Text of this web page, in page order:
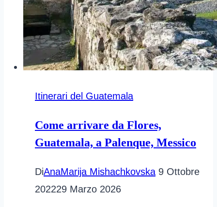
Itinerari del Guatemala
Come arrivare da Flores,
Guatemala, a Palenque, Messico
DiAnaMarija Mishachkovska 9 Ottobre
202229 Marzo 2026